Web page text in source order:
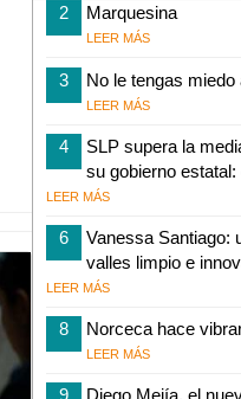
2 Marquesina
LEER MÁS
3 No le tengas miedo
LEER MÁS
4
SLP supera la
su gobierno
LEER MÁS
6
Vanessa Santiago:
valles limpio e
LEER MÁS
8 Norceca hace
LEER MÁS